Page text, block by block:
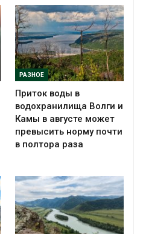
РАЗНОЕ
Приток воды в
водохранилища Волги и
Камы в августе может
превысить норму почти
в полтора раза